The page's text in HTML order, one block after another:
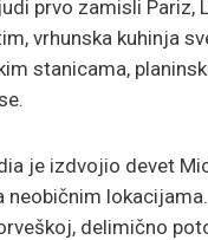
prvo zamisli Pariz,
vrhunska kuhinja
stanicama,
je izdvojio devet
neobičnim
delimično